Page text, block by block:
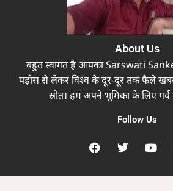
About Us
बहुत स्वागत है आपका Sarswati
पड़ोस से लेकर विश्व के दूर-दूर तक फैले
स्रोत। हम अपने भूमिका के लिए
Follow Us